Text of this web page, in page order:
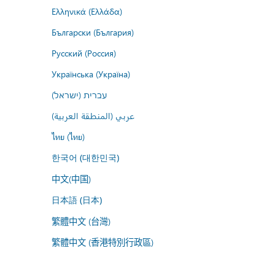
Ελληνικά (Ελλάδα)
Български (България)
Русский (Россия)
Українська (Україна)
עברית (ישראל)
عربي (المنطقة العربية)
ไทย (ไทย)
한국어 (대한민국)
中文(中国)
日本語 (日本)
繁體中文 (台灣)
繁體中文 (香港特別行政區)